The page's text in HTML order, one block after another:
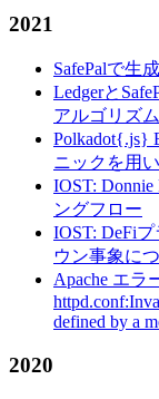
2021
SafePalで生
Ledgerと
アルゴリズ
Polkadot{.js}
ニックを用
IOST:
ングフロー
IOST: DeFi
ウン事象に
Apache エラ
defined by a
2020